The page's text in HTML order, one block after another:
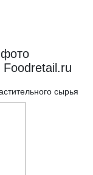
Foodretail.ru
сырья